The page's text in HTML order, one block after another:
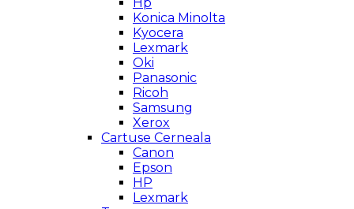
Konica Minolta
Kyocera
Lexmark
Oki
Panasonic
Ricoh
Samsung
Xerox
Cartuse Cerneala
Canon
Epson
HP
Lexmark